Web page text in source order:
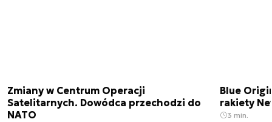
Zmiany w Centrum Operacji
Satelitarnych. Dowódca przechodzi do
NATO
Blue
rakiety
3 min.